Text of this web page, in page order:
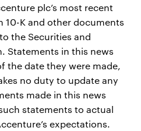
plc’s most recent
10-K and other documents
the Securities and
Statements in this news
the date they were made,
no duty to update any
made in this news
statements to actual
expectations.